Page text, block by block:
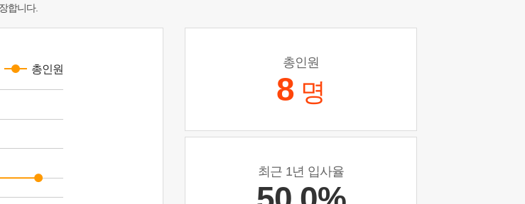
합니다.
총인원 총인원
8 명
최근 1년 입사율